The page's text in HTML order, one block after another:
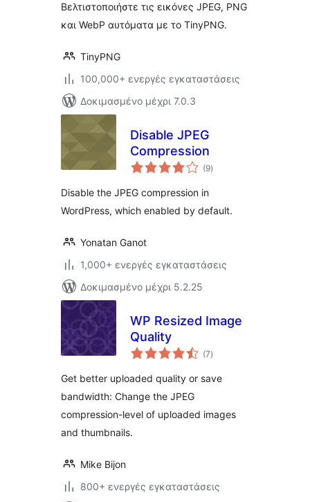
Βελτιστοποιήστε τις εικόνες JPEG, PNG
και WebP αυτόματα με το TinyPNG.
TinyPNG
100,000+ ενεργές εγκαταστάσεις
Δοκιμασμένο μέχρι 7.0.3
Disable JPEG
Compression
(9αξιολογήσεις
σύνολο
)
Disable the JPEG compression in
WordPress, which enabled by default.
Yonatan Ganot
1,000+ ενεργές εγκαταστάσεις
Δοκιμασμένο μέχρι 5.2.25
WP Resized Image
Quality
(7αξιολογήσεις
σύνολο
)
Get better uploaded quality or save
bandwidth: Change the JPEG
compression-level of uploaded images
and thumbnails.
Mike Bijon
800+ ενεργές εγκαταστάσεις